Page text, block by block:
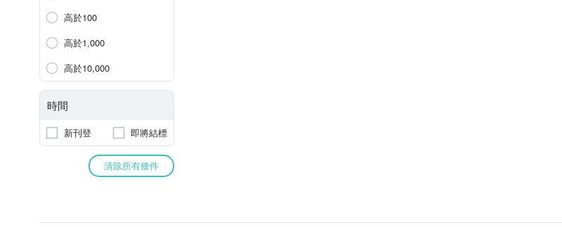
高於100
高於1,000
高於10,000
時間
新刊登 即將結標
清除所有條件